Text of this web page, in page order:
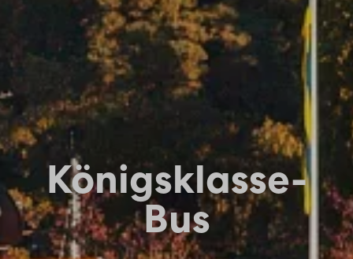
Königsklasse-
Bus